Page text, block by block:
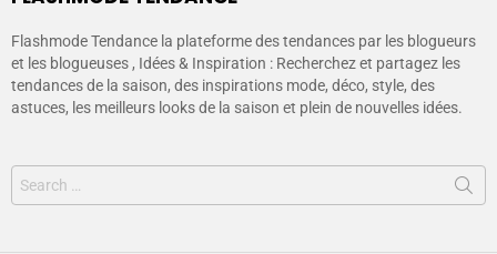
Flashmode Tendance la plateforme des tendances par les blogueurs
et les blogueuses , Idées & Inspiration : Recherchez et partagez les
tendances de la saison, des inspirations mode, déco, style, des
astuces, les meilleurs looks de la saison et plein de nouvelles idées.